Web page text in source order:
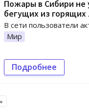
Пожары в Сибири не
бегущих из горящих
В сети пользователи
Мир
Подробнее